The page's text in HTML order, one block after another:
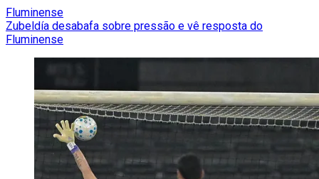
Fluminense
Zubeldía desabafa sobre pressão e vê resposta do
Fluminense